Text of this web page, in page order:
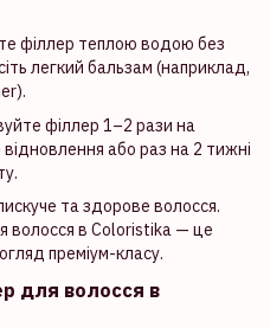
філлер теплою водою без
легкий бальзам (наприклад,
філлер 1–2 рази на
або раз на 2 тижні
та здорове волосся.
волосся в Coloristika — це
преміум-класу.
для волосся в